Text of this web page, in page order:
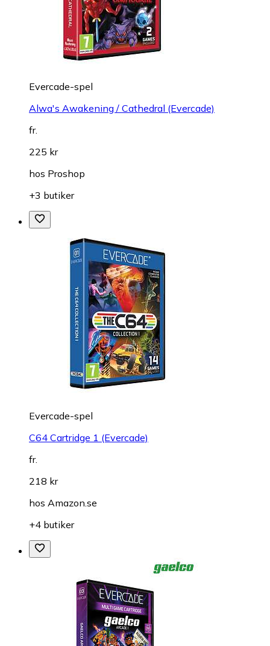
Evercade-spel
Alwa's Awakening / Cathedral (Evercade)
fr.
225 kr
hos Proshop
+3 butiker
Evercade-spel
C64 Cartridge 1 (Evercade)
fr.
218 kr
hos Amazon.se
+4 butiker